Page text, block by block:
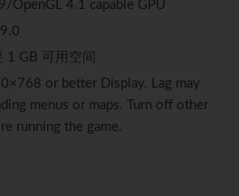
OpenGL 4.1 capable GPU
9.0
1 GB 可用空间
or better Display. Lag may
menus or maps. Turn off other
running the game.